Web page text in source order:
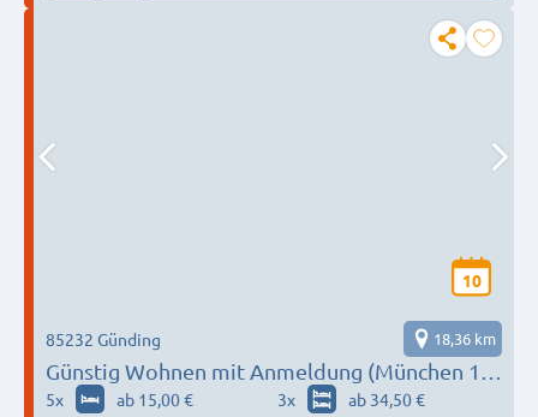
10
Günstig Wohnen mit Anmeldung (München 10
min.) - ganz nah bei MTU
85232 Günding 18,36 km
5x ab 15,00 € 3x ab 34,50 €